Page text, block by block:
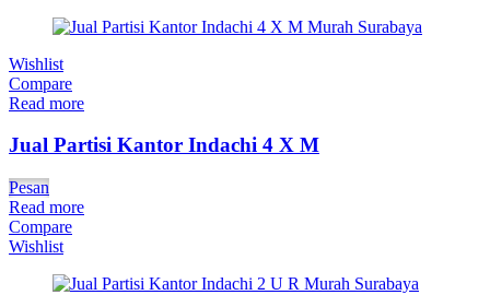
Wishlist
Compare
Read more
Jual Partisi Kantor Indachi 4 X M
Pesan
Read more
Compare
Wishlist